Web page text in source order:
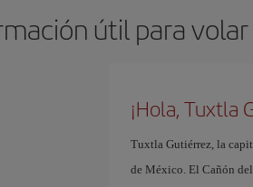
útil para
¡Hola, Tuxtla
Tuxtla Gutiérrez, la
de México. El Cañón del